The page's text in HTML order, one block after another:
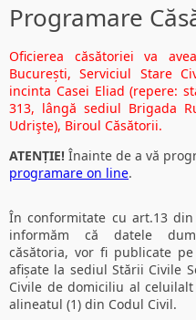
Programare
Oficierea căsătoriei va
București, Serviciul Stare
incinta Casei Eliad (repere:
313, lângă sediul Brigada
Udrişte), Biroul Căsătorii.
ATENȚIE! Înainte de a vă
programare on line.
În conformitate cu art.13 din
informăm că datele
căsătoria, vor fi publicate
afișate la sediul Stării Civile
Civile de domiciliu al
alineatul (1) din Codul Civil.